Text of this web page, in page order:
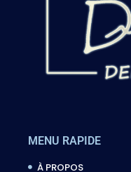
MENU RAPIDE
À PROPOS